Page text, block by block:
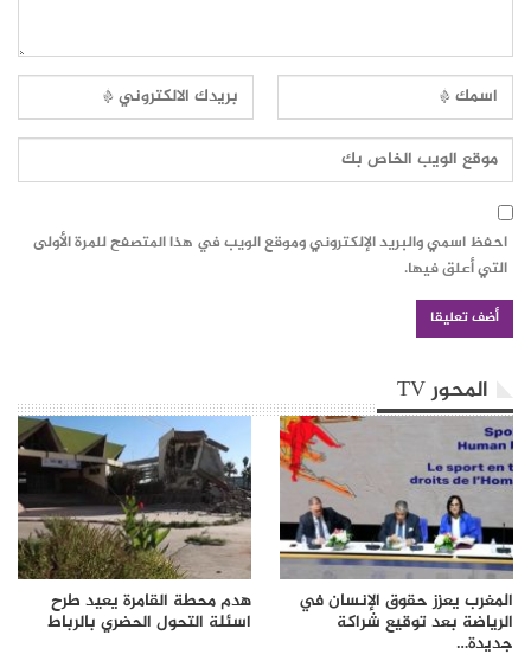
احفظ اسمي والبريد الإلكتروني وموقع الويب في هذا المتصفح للمرة الأولى
التي أعلق فيها.
المحور TV
المغرب يعزز حقوق الإنسان في
الرياضة بعد توقيع شراكة
جديدة…
هدم محطة القامرة يعيد طرح
اسئلة التحول الحضري بالرباط